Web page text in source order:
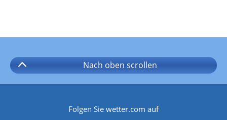
Nach oben scrollen
Folgen Sie wetter.com auf